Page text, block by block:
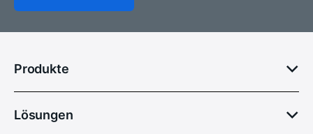
Produkte
Lösungen